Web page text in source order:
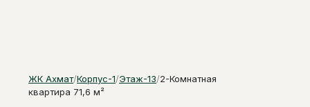
ЖК Ахмат/Корпус-1/Этаж-13/2-Комнатная
квартира 71,6 м²